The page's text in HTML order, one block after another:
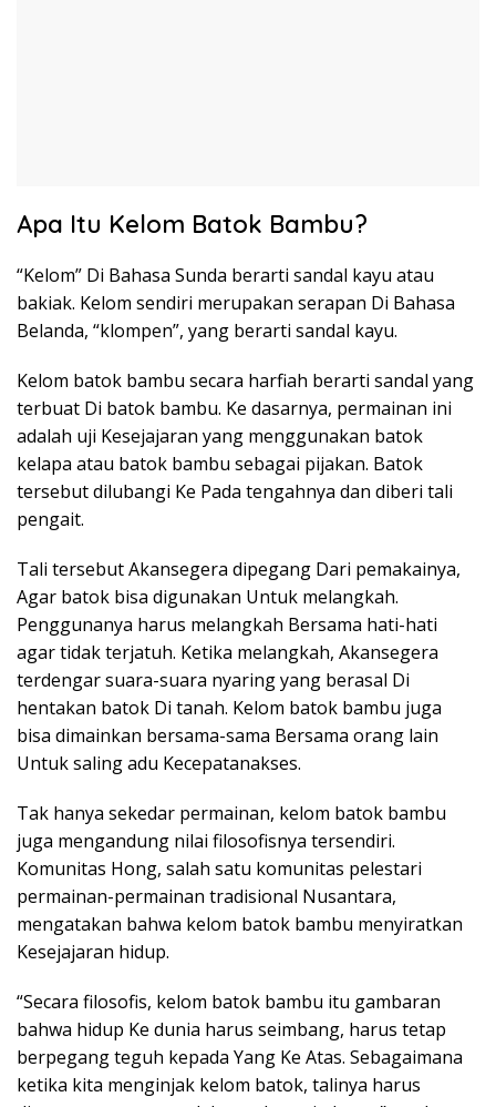
Apa Itu Kelom Batok Bambu?
“Kelom” Di Bahasa Sunda berarti sandal kayu atau
bakiak. Kelom sendiri merupakan serapan Di Bahasa
Belanda, “klompen”, yang berarti sandal kayu.
Kelom batok bambu secara harfiah berarti sandal yang
terbuat Di batok bambu. Ke dasarnya, permainan ini
adalah uji Kesejajaran yang menggunakan batok
kelapa atau batok bambu sebagai pijakan. Batok
tersebut dilubangi Ke Pada tengahnya dan diberi tali
pengait.
Tali tersebut Akansegera dipegang Dari pemakainya,
Agar batok bisa digunakan Untuk melangkah.
Penggunanya harus melangkah Bersama hati-hati
agar tidak terjatuh. Ketika melangkah, Akansegera
terdengar suara-suara nyaring yang berasal Di
hentakan batok Di tanah. Kelom batok bambu juga
bisa dimainkan bersama-sama Bersama orang lain
Untuk saling adu Kecepatanakses.
Tak hanya sekedar permainan, kelom batok bambu
juga mengandung nilai filosofisnya tersendiri.
Komunitas Hong, salah satu komunitas pelestari
permainan-permainan tradisional Nusantara,
mengatakan bahwa kelom batok bambu menyiratkan
Kesejajaran hidup.
“Secara filosofis, kelom batok bambu itu gambaran
bahwa hidup Ke dunia harus seimbang, harus tetap
berpegang teguh kepada Yang Ke Atas. Sebagaimana
ketika kita menginjak kelom batok, talinya harus